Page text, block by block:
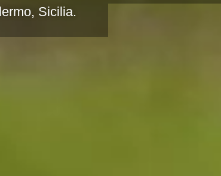
Sicilia.